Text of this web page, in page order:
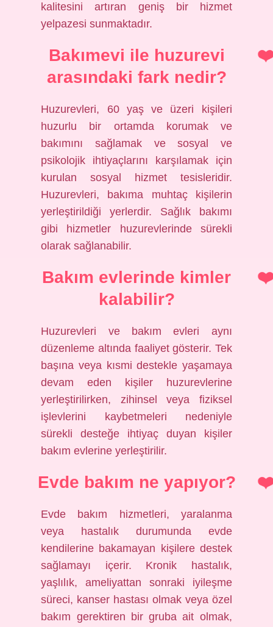
kalitesini artıran geniş bir hizmet
yelpazesi sunmaktadır.
Bakımevi ile huzurevi
arasındaki fark nedir?
Huzurevleri, 60 yaş ve üzeri kişileri
huzurlu bir ortamda korumak ve
bakımını sağlamak ve sosyal ve
psikolojik ihtiyaçlarını karşılamak için
kurulan sosyal hizmet tesisleridir.
Huzurevleri, bakıma muhtaç kişilerin
yerleştirildiği yerlerdir. Sağlık bakımı
gibi hizmetler huzurevlerinde sürekli
olarak sağlanabilir.
Bakım evlerinde kimler
kalabilir?
Huzurevleri ve bakım evleri aynı
düzenleme altında faaliyet gösterir. Tek
başına veya kısmi destekle yaşamaya
devam eden kişiler huzurevlerine
yerleştirilirken, zihinsel veya fiziksel
işlevlerini kaybetmeleri nedeniyle
sürekli desteğe ihtiyaç duyan kişiler
bakım evlerine yerleştirilir.
Evde bakım ne yapıyor?
Evde bakım hizmetleri, yaralanma
veya hastalık durumunda evde
kendilerine bakamayan kişilere destek
sağlamayı içerir. Kronik hastalık,
yaşlılık, ameliyattan sonraki iyileşme
süreci, kanser hastası olmak veya özel
bakım gerektiren bir gruba ait olmak,